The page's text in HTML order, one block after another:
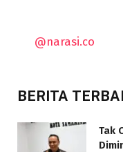
@narasi.co
BERITA
Tak